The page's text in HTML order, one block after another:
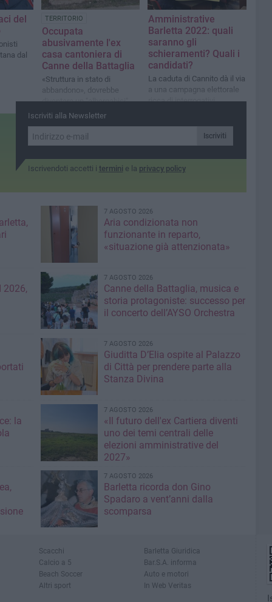
del
dal
TERRITORIO
Occupata
abusivamente l'ex
casa cantoniera di
Canne della Battaglia
«Struttura in stato di
abbandono», dovrebbe
diventare un "albergabici"
ma le procedure sono ferme
Amministrative
Barletta 2022: quali
saranno gli
schieramenti? Quali i
candidati?
La caduta di Cannito dà il via
a una campagna elettorale
ricca di interrogativi
Iscriviti alla Newsletter
Iscriviti
Iscrivendoti accetti i termini e la privacy policy
7 AGOSTO 2026
Aria condizionata non
funzionante in reparto,
«situazione già attenzionata»
2026,
7 AGOSTO 2026
Canne della Battaglia, musica e
storia protagoniste: successo per
il concerto dell’AYSO Orchestra
7 AGOSTO 2026
Giuditta D’Elia ospite al Palazzo
di Città per prendere parte alla
Stanza Divina
la
7 AGOSTO 2026
«Il futuro dell'ex Cartiera diventi
uno dei temi centrali delle
elezioni amministrative del
2027»
7 AGOSTO 2026
Barletta ricorda don Gino
Spadaro a vent’anni dalla
scomparsa
Scacchi
Calcio a 5
Beach Soccer
Altri sport
Barletta Giuridica
Bar.S.A. informa
Auto e motori
In Web Veritas